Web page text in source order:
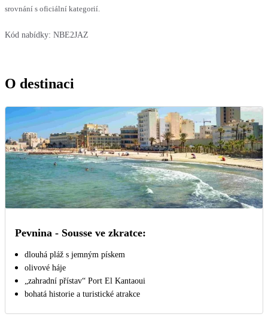
srovnání s oficiální kategorií.
Kód nabídky: NBE2JAZ
O destinaci
Pevnina - Sousse ve zkratce:
dlouhá pláž s jemným pískem
olivové háje
„zahradní přístav“ Port El Kantaoui
bohatá historie a turistické atrakce